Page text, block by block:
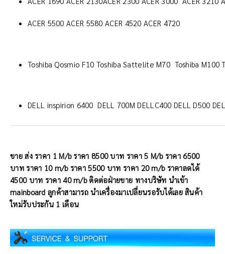
ACER 5500 ACER 5580 ACER 4520 ACER 4720
Toshiba Qosmio F10 Toshiba Sattelite M70 Toshiba
DELL inspirion 6400 DELL 700M DELLC400 DELL D500
ขาย ส่ง ราคา 1 M/b ราคา 8500 บาท ราคา 5 M/b ราคา 6500
บาท ราคา 10 m/b ราคา 5500 บาท ราคา 20 m/b ราคาลดได้
4500 บาท ราคา 40 m/b ติดต่อฝ่ายขาย ทางบริษัท นำเข้า
mainboard ลูกค้าสามารถ นำเครื่องมาเปลี่ยนรอรับได้เลย สินค้า
ใหม่รับประกัน 1 เดือน